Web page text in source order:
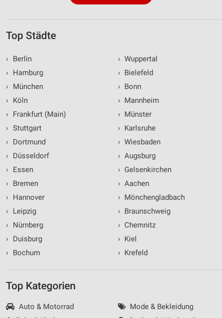
Top Städte
›
Berlin
›
Hamburg
›
München
›
Köln
›
Frankfurt (Main)
› Stuttgart
›
Dortmund
›
Düsseldorf
›
Essen
›
Bremen
›
Hannover
›
Leipzig
›
Nürnberg
›
Duisburg
›
Bochum
› Wuppertal
› Bielefeld
› Bonn
› Mannheim
› Münster
› Karlsruhe
› Wiesbaden
› Augsburg
› Gelsenkirchen
› Aachen
› Mönchengladbach
› Braunschweig
› Chemnitz
› Kiel
› Krefeld
Top Kategorien
Auto & Motorrad
Mode & Bekleidung